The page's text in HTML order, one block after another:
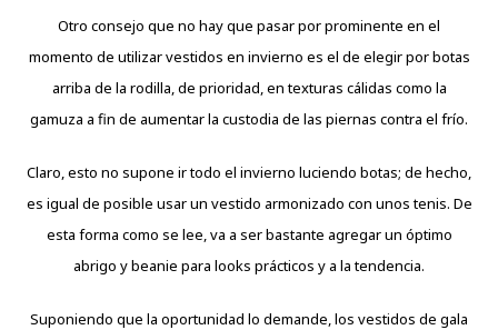
Otro consejo que no hay que pasar por prominente en el
momento de utilizar vestidos en invierno es el de elegir por botas
arriba de la rodilla, de prioridad, en texturas cálidas como la
gamuza a fin de aumentar la custodia de las piernas contra el frío.
Claro, esto no supone ir todo el invierno luciendo botas; de hecho,
es igual de posible usar un vestido armonizado con unos tenis. De
esta forma como se lee, va a ser bastante agregar un óptimo
abrigo y beanie para looks prácticos y a la tendencia.
Suponiendo que la oportunidad lo demande, los vestidos de gala